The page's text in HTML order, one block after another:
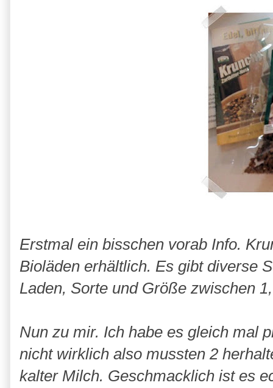
Erstmal ein bisschen vorab Info.
Bioläden erhältlich. Es gibt diverse
Laden, Sorte und Größe zwischen
Nun zu mir. Ich habe es gleich mal
nicht wirklich also mussten 2
kalter Milch. Geschmacklich ist es